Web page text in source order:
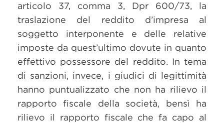
articolo 37, comma 3, Dpr 600/73, la
traslazione del reddito d’impresa al
soggetto interponente e delle relative
imposte da quest’ultimo dovute in quanto
effettivo possessore del reddito. In tema
di sanzioni, invece, i giudici di legittimità
hanno puntualizzato che non ha rilievo il
rapporto fiscale della società, bensì ha
rilievo il rapporto fiscale che fa capo al